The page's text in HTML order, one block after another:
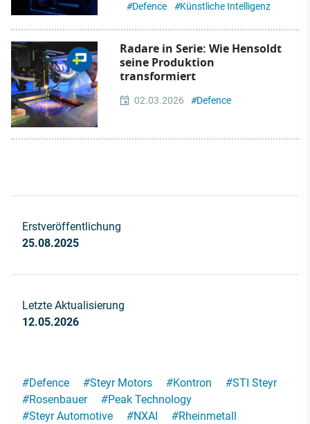
#Defence #Künstliche Intelligenz
Radare in Serie: Wie Hensoldt
seine Produktion
transformiert
02.03.2026 #Defence
Erstveröffentlichung
25.08.2025
Letzte Aktualisierung
12.05.2026
#Defence #Steyr Motors #Kontron #STI Steyr
#Rosenbauer #Peak Technology
#Steyr Automotive #NXAI #Rheinmetall